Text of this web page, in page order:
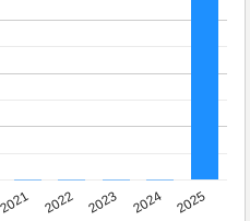
2021 2022 2023 2024 2025